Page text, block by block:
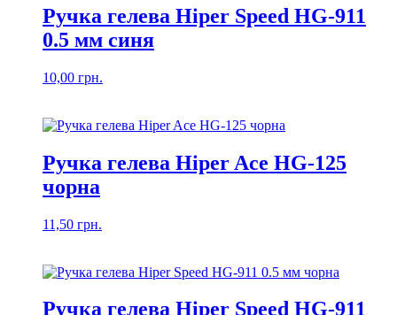
Ручка гелева Hiper Speed HG-911
0.5 мм синя
10,00 грн.
Ручка гелева Hiper Ace HG-125
чорна
11,50 грн.
Ручка гелева Hiper Speed HG-911